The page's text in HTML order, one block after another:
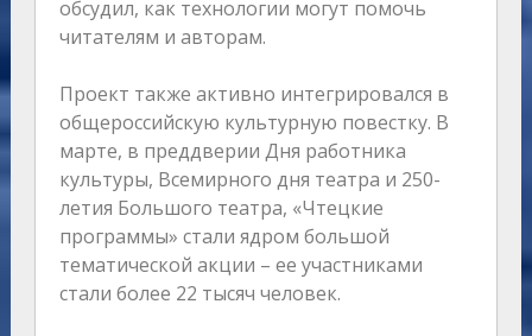
обсудил, как технологии могут помочь
читателям и авторам.
Проект также активно интегрировался в
общероссийскую культурную повестку. В
марте, в преддверии Дня работника
культуры, Всемирного дня театра и 250-
летия Большого театра, «Чтецкие
программы» стали ядром большой
тематической акции – ее участниками
стали более 22 тысяч человек.